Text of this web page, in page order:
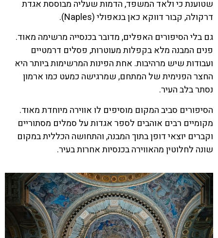
שטוענת כי ולאד המשפד, הדמות שעליה מבוססת אגדת
דרקולה, קבור דווקא כאן בנאפולי (Naples).
גם בלי הסיפורים האפלים, מדובר בכנסייה מרשימה מאוד.
פנים המבנה מלא בקפלות מעוטרות, פסלים דרמטיים
ועבודות שיש מרהיבות. אחת הפינות המרשימות ביותר היא
החצר הפנימית של המתחם, שמרגישה כמעט כמו ארמון
נסתר בלב העיר.
הסיפורים סביב המקום מוסיפים לו אווירה מיוחדת מאוד.
מקומיים רבים אוהבים לספר אגדות על סמלים מסתוריים
וקברים יוצאי דופן בתוך המבנה, והתחושה הכללית במקום
שונה לחלוטין מהאווירה בכנסיות אחרות בעיר.